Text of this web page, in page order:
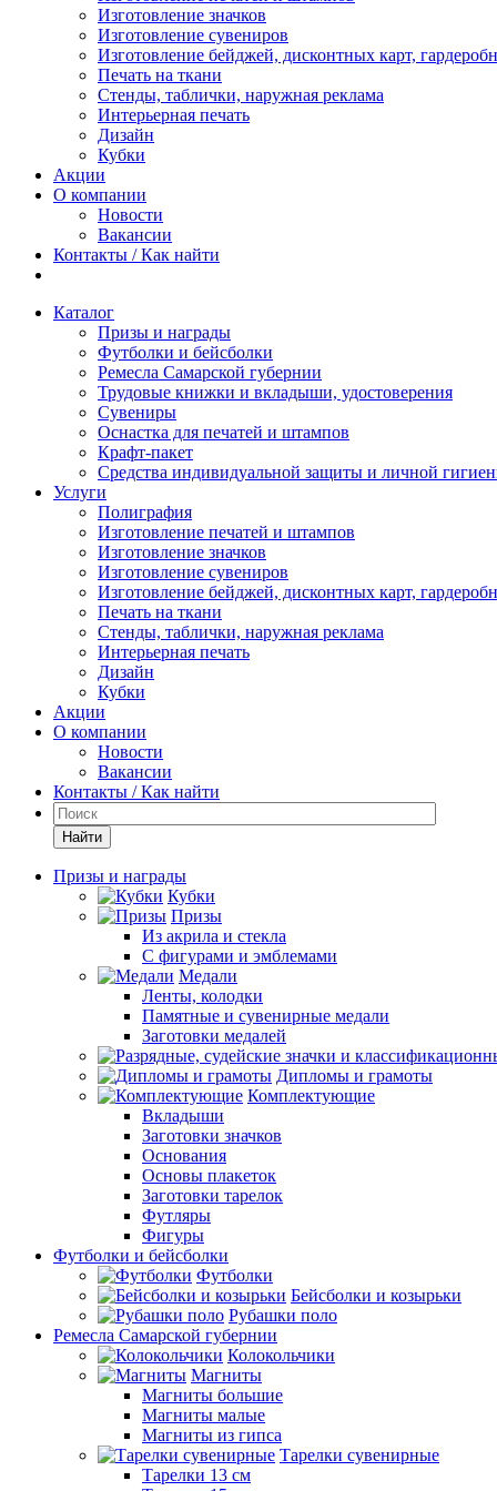
Изготовление значков
Изготовление сувениров
Изготовление бейджей, дисконтных карт,
Печать на ткани
Стенды, таблички, наружная реклама
Интерьерная печать
Дизайн
Кубки
Акции
О компании
Новости
Вакансии
Контакты / Как найти
Каталог
Призы и награды
Футболки и бейсболки
Ремесла Самарской губернии
Трудовые книжки и вкладыши, удостоверения
Сувениры
Оснастка для печатей и штампов
Крафт-пакет
Средства индивидуальной защиты и личной
Услуги
Полиграфия
Изготовление печатей и штампов
Изготовление значков
Изготовление сувениров
Изготовление бейджей, дисконтных карт,
Печать на ткани
Стенды, таблички, наружная реклама
Интерьерная печать
Дизайн
Кубки
Акции
О компании
Новости
Вакансии
Контакты / Как найти
Найти
Призы и награды
Кубки
Призы
Из акрила и стекла
С фигурами и эмблемами
Медали
Ленты, колодки
Памятные и сувенирные медали
Заготовки медалей
Дипломы и грамоты
Комплектующие
Вкладыши
Заготовки значков
Основания
Основы плакеток
Заготовки тарелок
Футляры
Фигуры
Футболки и бейсболки
Футболки
Бейсболки и козырьки
Рубашки поло
Ремесла Самарской губернии
Колокольчики
Магниты
Магниты большие
Магниты малые
Магниты из гипса
Тарелки сувенирные
Тарелки 13 см